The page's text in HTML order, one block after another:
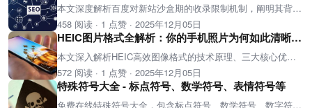
本文深度解析百度对新站沙盒期的收录限制机制，阐明其背后的搜索质量与反作弊考量，并为站长提供涵盖内容建设、技术优化与心态调整的完整度过沙盒期实战指南。
458 阅读 · 1 点赞 · 2025年12月05日
HEIC图片格式全解析：你的手机照片为何如此清晰又省空间？
本文深入解析HEIC高效图像格式的技术原理、三大核心优势（节省空间、功能丰富、画质更优）以及面临的跨平台兼容性挑战。了解HEIC与JPEG的本质区别，掌握在苹果与Windows系统间的使用策略，洞察图像存储技术的未来发展方向。
572 阅读 · 1 点赞 · 2025年12月05日
特殊符号大全 - 标点符号、数学符号、表情符号等
免费在线特殊符号大全，包含标点符号、数学符号、数字符号、上标下标、图形符号、箭头符号、货币符号、英文字母、希腊字母、表情符号等各类Unicode符号，支持一键复制使用。